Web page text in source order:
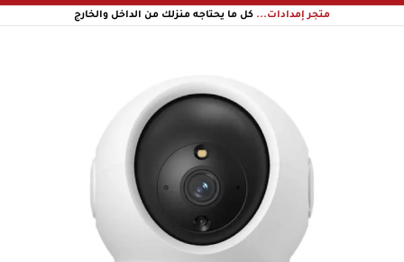
متجر إمدادات... كل ما يحتاجه منزلك من الداخل والخارج